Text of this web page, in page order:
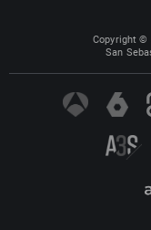
Copyright ©
San